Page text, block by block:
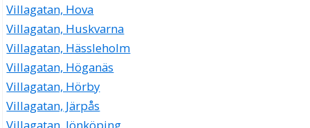
Villagatan, Hova
Villagatan, Huskvarna
Villagatan, Hässleholm
Villagatan, Höganäs
Villagatan, Hörby
Villagatan, Järpås
Villagatan, Jönköping